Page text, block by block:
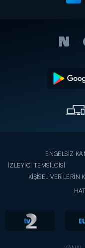
ENGELSİZ
İZLEYİCİ TEMSİLCİSİ
KİŞİSEL VERİLERİN